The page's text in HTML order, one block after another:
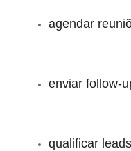
agendar
enviar follow-
qualificar leads